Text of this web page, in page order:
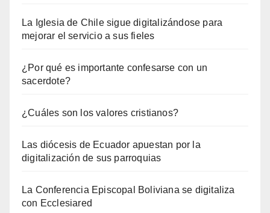
La Iglesia de Chile sigue digitalizándose para
mejorar el servicio a sus fieles
¿Por qué es importante confesarse con un
sacerdote?
¿Cuáles son los valores cristianos?
Las diócesis de Ecuador apuestan por la
digitalización de sus parroquias
La Conferencia Episcopal Boliviana se digitaliza
con Ecclesiared